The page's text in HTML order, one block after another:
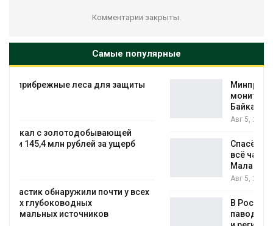
Комментарии закрыты.
Самые популярные
Минприроды утвердило единую систему
Спасённые от исчезновения крокодилы
В России изменили правила защиты от
паводков, лесоустройства, рыболовства